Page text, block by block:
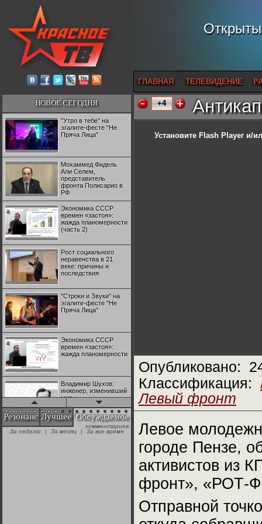
ГЛАВНАЯ ТЕЛЕВИДЕНИЕ
НОВОЕ СЕГОДНЯ
"Утро в тебе" на
эгалите-фесте "Не
Пряча Лица"
Мохаммед Фидель
Али Селем,
представитель
фронта Полисарио в
РФ
Экономика СССР
времен «застоя»:
жажда планомерности
(часть 2)
Рост социального
неравенства в 21
веке: причины и
последствия
"Строки и Звуки" на
эгалите-фесте "Не
Пряча Лица"
Экономика СССР
времен «застоя»:
жажда планомерности
Владимир Шухов:
инженер, изменивший
мир
"Аркадий Коц" на
эгалите-фесте "Не
Резонанс Лучшее Обсуждаемое
комментариев:
За неделю
| За месяц | За все время
+4
Установите Flash Player и/
Опубликовано:
Классификация:
Левый фронт
Левое
городе Пензе,
активистов из
фронт», «РОТ-
Отправной